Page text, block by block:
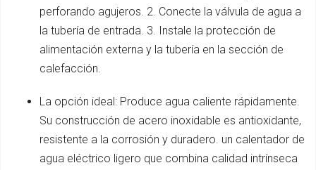
perforando agujeros. 2. Conecte la válvula de agua a
la tubería de entrada. 3. Instale la protección de
alimentación externa y la tubería en la sección de
calefacción.
La opción ideal: Produce agua caliente rápidamente.
Su construcción de acero inoxidable es antioxidante,
resistente a la corrosión y duradero. un calentador de
agua eléctrico ligero que combina calidad intrínseca